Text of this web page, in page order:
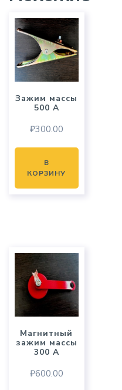
Зажим массы
500 А
₽300.00
В
КОРЗИНУ
Магнитный
зажим массы
300 А
₽600.00